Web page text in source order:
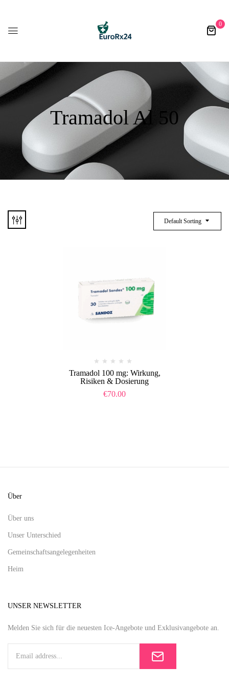
0
Tramadol Al 50
Default Sorting
Tramadol 100 mg: Wirkung,
Risiken & Dosierung
€70.00
Über
Über uns
Unser Unterschied
Gemeinschaftsangelegenheiten
Heim
UNSER NEWSLETTER
Melden Sie sich für die neuesten Ice-Angebote und Exklusivangebote an.